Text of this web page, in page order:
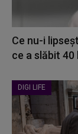
Ce nu-i
ce a slăbit 40
DIGI LIFE